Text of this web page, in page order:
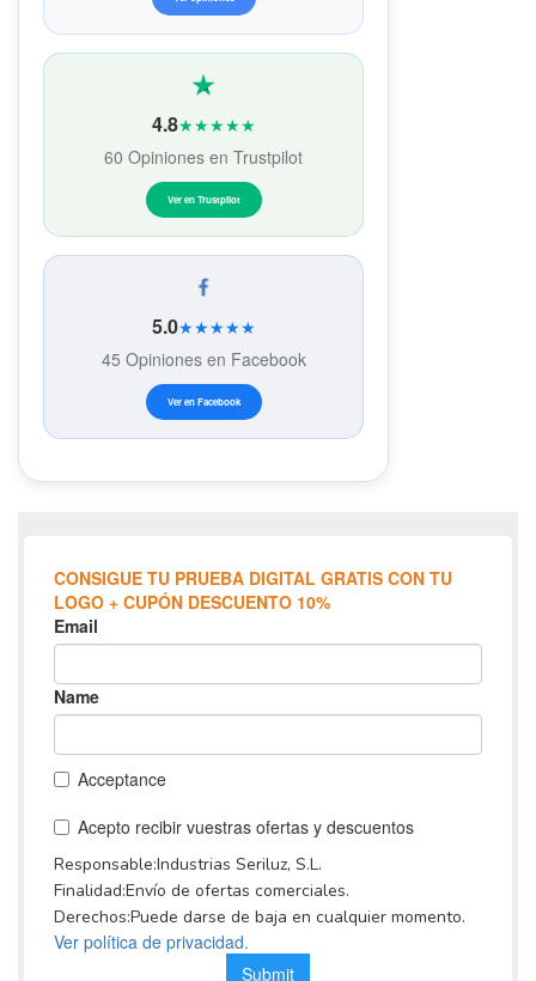
4.8★★★★★
60 Opiniones en Trustpilot
Ver en Trustpilot
5.0★★★★★
45 Opiniones en Facebook
Ver en Facebook